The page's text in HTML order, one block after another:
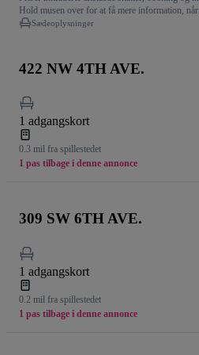
Hold musen over for at få mere information,
Sædeoplysninger
422 NW 4TH AVE.
1 adgangskort
0.3 mil fra spillestedet
1 pas tilbage i denne annonce
309 SW 6TH AVE.
1 adgangskort
0.2 mil fra spillestedet
1 pas tilbage i denne annonce